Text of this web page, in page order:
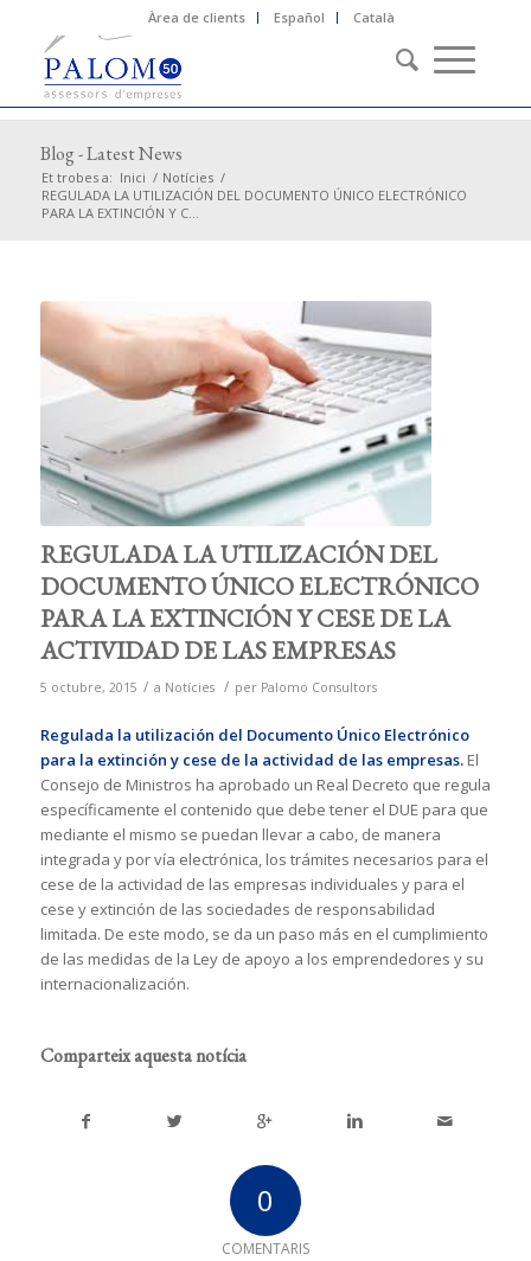
Àrea de clients Español Català
Blog - Latest News
Et trobes a: Inici / Notícies /
REGULADA LA UTILIZACIÓN DEL DOCUMENTO ÚNICO ELECTRÓNICO
PARA LA EXTINCIÓN Y C...
REGULADA LA UTILIZACIÓN DEL
DOCUMENTO ÚNICO ELECTRÓNICO
PARA LA EXTINCIÓN Y CESE DE LA
ACTIVIDAD DE LAS EMPRESAS
5 octubre, 2015 / a Notícies / per Palomo Consultors
Regulada la utilización del Documento Único Electrónico
para la extinción y cese de la actividad de las empresas.El
Consejo de Ministros ha aprobado un Real Decreto que regula
específicamente el contenido que debe tener el DUE para que
mediante el mismo se puedan llevar a cabo, de manera
integrada y por vía electrónica, los trámites necesarios para el
cese de la actividad de las empresas individuales y para el
cese y extinción de las sociedades de responsabilidad
limitada. De este modo, se da un paso más en el cumplimiento
de las medidas de la Ley de apoyo a los emprendedores y su
internacionalización.
Comparteix aquesta notícia
0
COMENTARIS